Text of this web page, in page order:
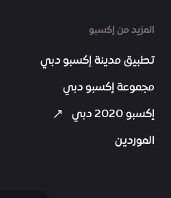
المزيد من إكسبو
تطبيق مدينة إكسبو دبي
مجموعة إكسبو دبي
إكسبو 2020 دبي
الموردين